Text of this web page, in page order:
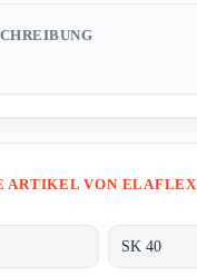
ARTIKEL VON ELAFLEX
SK 40